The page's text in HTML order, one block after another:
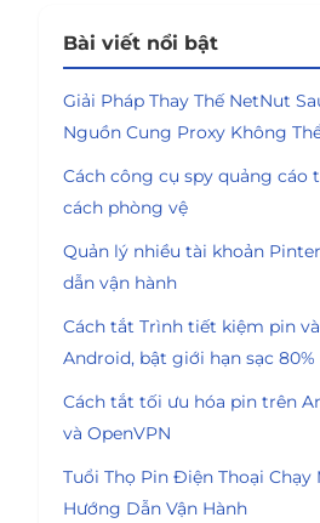
Bài viết nổi bật
Giải Pháp Thay Thế NetNut
Nguồn Cung Proxy Không
Cách công cụ spy quảng cáo
cách phòng vệ
Quản lý nhiều tài khoản
dẫn vận hành
Cách tắt Trình tiết kiệm pin
Android, bật giới hạn sạc 80%
Cách tắt tối ưu hóa pin trên
và OpenVPN
Tuổi Thọ Pin Điện Thoại Chạy
Hướng Dẫn Vận Hành